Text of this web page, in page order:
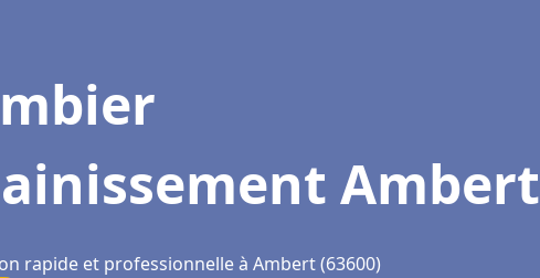
Ambert
rapide et professionnelle à Ambert (63600)